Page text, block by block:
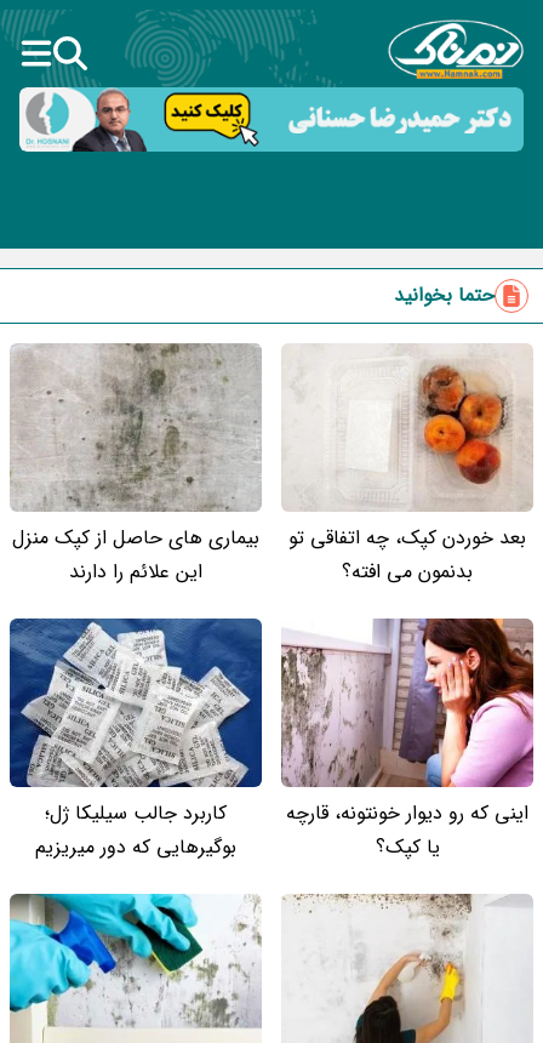
حتما بخوانید
بعد خوردن کپک، چه اتفاقی تو
بدنمون می افته؟
بیماری های حاصل از کپک منزل
این علائم را دارند
اینی که رو دیوار خونتونه، قارچه
یا کپک؟
کاربرد جالب سیلیکا ژل؛
بوگیرهایی که دور میریزیم